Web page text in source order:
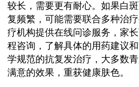
较长，需要更有耐心。如果白
复频繁，可能需要联合多种治
疗机构提供在线问诊服务，家
程咨询，了解具体的用药建议
学规范的抗复发治疗，大多数
满意的效果，重获健康肤色。